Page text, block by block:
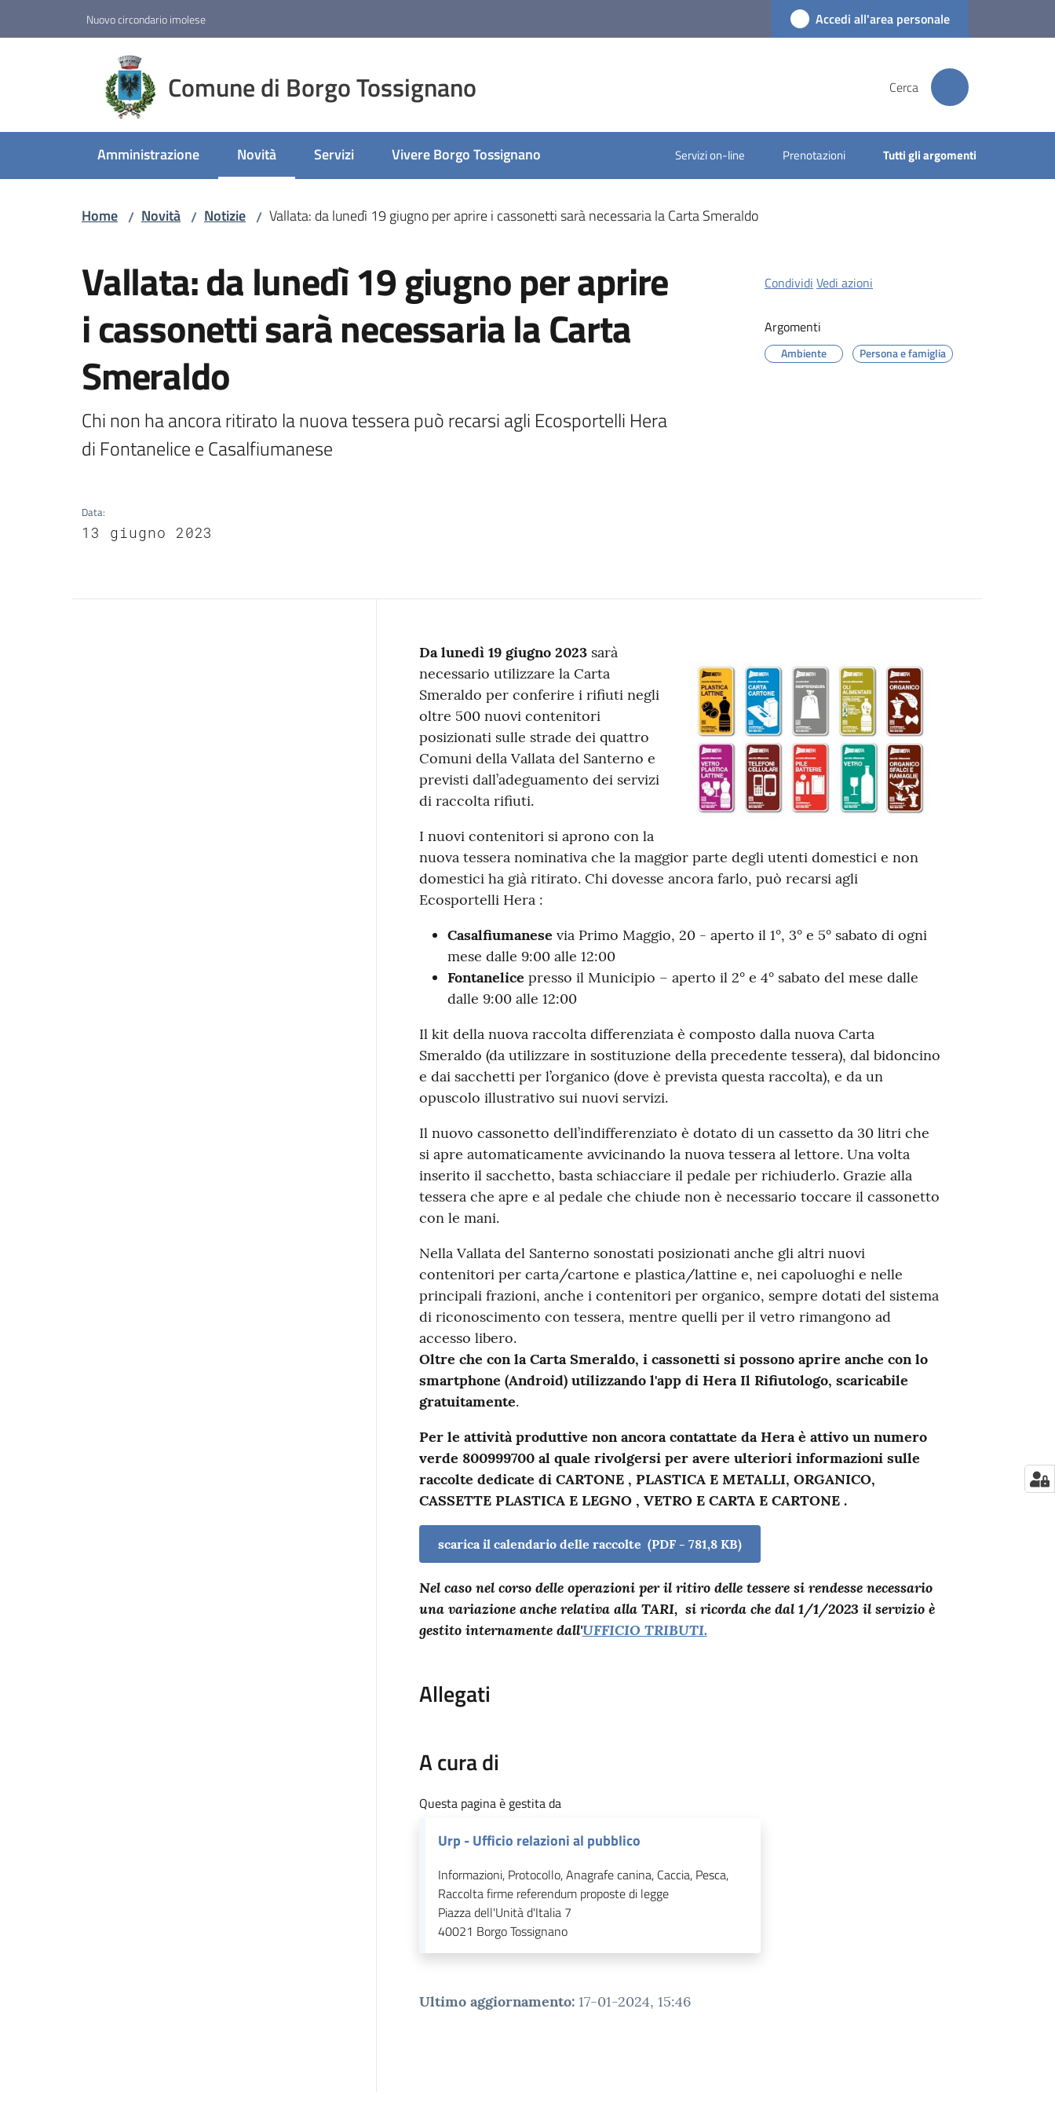
Nuovo circondario imolese Accedi all'area personale
Comune di Borgo Tossignano Cerca
Amministrazione Novità
Menu selezionato
Servizi Vivere Borgo Tossignano Servizi on-line Prenotazioni Tutti gli argomenti
Home / Novità / Notizie / Vallata: da lunedì 19 giugno per aprire i cassonetti sarà necessaria la Carta Smeraldo
Vallata: da lunedì 19 giugno per aprire
i cassonetti sarà necessaria la Carta
Smeraldo
Chi non ha ancora ritirato la nuova tessera può recarsi agli Ecosportelli Hera
di Fontanelice e Casalfiumanese
Data:
13 giugno 2023
Condividi Vedi azioni
Argomenti
Ambiente Persona e famiglia
Contenuto
Da lunedì 19 giugno 2023 sarà
necessario utilizzare la Carta
Smeraldo per conferire i rifiuti negli
oltre 500 nuovi contenitori
posizionati sulle strade dei quattro
Comuni della Vallata del Santerno e
previsti dall’adeguamento dei servizi
di raccolta rifiuti.
I nuovi contenitori si aprono con la
nuova tessera nominativa che la maggior parte degli utenti domestici e non
domestici ha già ritirato. Chi dovesse ancora farlo, può recarsi agli
Ecosportelli Hera :
Casalfiumanese via Primo Maggio, 20 - aperto il 1°, 3° e 5° sabato di ogni
mese dalle 9:00 alle 12:00
Fontanelice presso il Municipio – aperto il 2° e 4° sabato del mese dalle
dalle 9:00 alle 12:00
Il kit della nuova raccolta differenziata è composto dalla nuova Carta
Smeraldo (da utilizzare in sostituzione della precedente tessera), dal bidoncino
e dai sacchetti per l’organico (dove è prevista questa raccolta), e da un
opuscolo illustrativo sui nuovi servizi.
Il nuovo cassonetto dell’indifferenziato è dotato di un cassetto da 30 litri che
si apre automaticamente avvicinando la nuova tessera al lettore. Una volta
inserito il sacchetto, basta schiacciare il pedale per richiuderlo. Grazie alla
tessera che apre e al pedale che chiude non è necessario toccare il cassonetto
con le mani.
Nella Vallata del Santerno sonostati posizionati anche gli altri nuovi
contenitori per carta/cartone e plastica/lattine e, nei capoluoghi e nelle
principali frazioni, anche i contenitori per organico, sempre dotati del sistema
di riconoscimento con tessera, mentre quelli per il vetro rimangono ad
accesso libero.
Oltre che con la Carta Smeraldo, i cassonetti si possono aprire anche con lo
smartphone (Android) utilizzando l'app di Hera Il Rifiutologo, scaricabile
gratuitamente.
Per le attività produttive non ancora contattate da Hera è attivo un numero
verde 800999700 al quale rivolgersi per avere ulteriori informazioni sulle
raccolte dedicate di CARTONE , PLASTICA E METALLI, ORGANICO,
CASSETTE PLASTICA E LEGNO , VETRO E CARTA E CARTONE .
scarica il calendario delle raccolte (PDF- 781,8 KB)
Nel caso nel corso delle operazioni per il ritiro delle tessere si rendesse necessario
una variazione anche relativa alla TARI, si ricorda che dal 1/1/2023 il servizio è
gestito internamente dall'UFFICIO TRIBUTI.
Allegati
A cura di
Questa pagina è gestita da
Urp - Ufficio relazioni al pubblico
Informazioni, Protocollo, Anagrafe canina, Caccia, Pesca,
Raccolta firme referendum proposte di legge
Piazza dell'Unità d'Italia 7
40021 Borgo Tossignano
Ultimo aggiornamento: 17-01-2024, 15:46